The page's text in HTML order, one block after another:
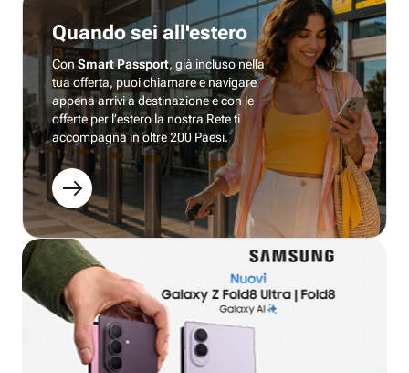
Quando sei all'estero
ConSmart Passport, già incluso nella
tua offerta, puoi chiamare e navigare
appena arrivi a destinazione e con le
offerte per l’estero la nostra Rete ti
accompagna in oltre 200 Paesi.